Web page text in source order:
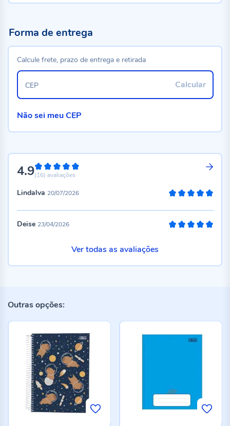
4.998%
(16) avaliações
Lindalva 20/07/2026
Deise 23/04/2026
Ver todas as avaliações
Forma de entrega
Calcule frete, prazo de entrega e retirada
Calcular
CEP
Não sei meu CEP
Outras opções: